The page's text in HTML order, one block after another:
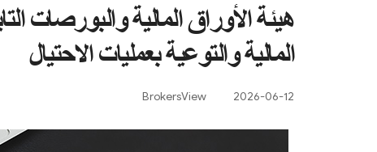
هيئة الأوراق المالية والبورصات
المالية والتوعية بعمليات الاحتيال
2026-06-12
BrokersView